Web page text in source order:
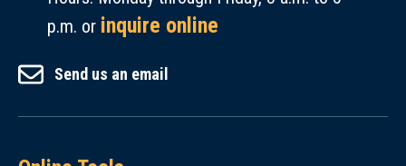
p.m. or inquire online
Send us an email